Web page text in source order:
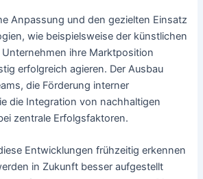
Anpassung und den gezielten Einsatz
wie beispielsweise der künstlichen
ihre Marktposition
erfolgreich agieren. Der Ausbau
die Förderung interner
die Integration von nachhaltigen
zentrale Erfolgsfaktoren.
Entwicklungen frühzeitig erkennen
in Zukunft besser aufgestellt